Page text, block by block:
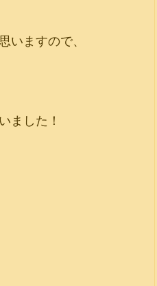
いますので、
ました！